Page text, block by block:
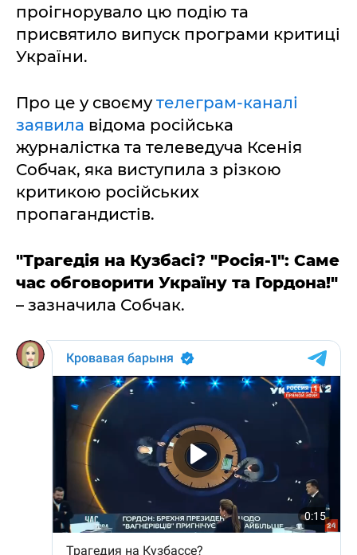
проігнорувало цю подію та
присвятило випуск програми критиці
України.
Про це у своємутелеграм-каналі
заявила відома російська
журналістка та телеведуча Ксенія
Собчак, яка виступила з різкою
критикою російських
пропагандистів.
"Трагедія на Кузбасі? "Росія-1": Саме
час обговорити Україну та Гордона!"
– зазначила Собчак.